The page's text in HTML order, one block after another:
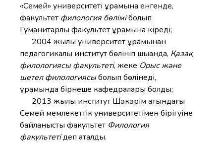
«Семей» университеті құрамына енгенде,
факультет филология бөліміболып
Гуманитарлық факультет құрамына кіреді;
2004 жылы университет құрамынан
педагогикалық институт бөлініп шыққанда, Қазақ
филологиясы факультеті, жеке Орыс және
шетел филологиясыболып бөлінеді,
құрамында бірнеше кафедралары болды;
2013 жылы институт Шәкәрім атындағы
Семей мемлекеттік университетімен бірігуіне
байланысты факультет Филология
факультетідеп аталды.